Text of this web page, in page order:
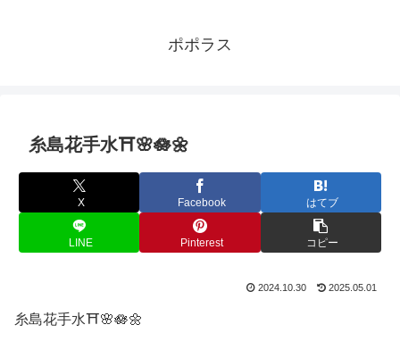
ポポラス
糸島花手水⛩️🌸🪷🌼
X Facebook はてブ
LINE Pinterest コピー
2024.10.30 2025.05.01
糸島花手水⛩️🌸🪷🌼